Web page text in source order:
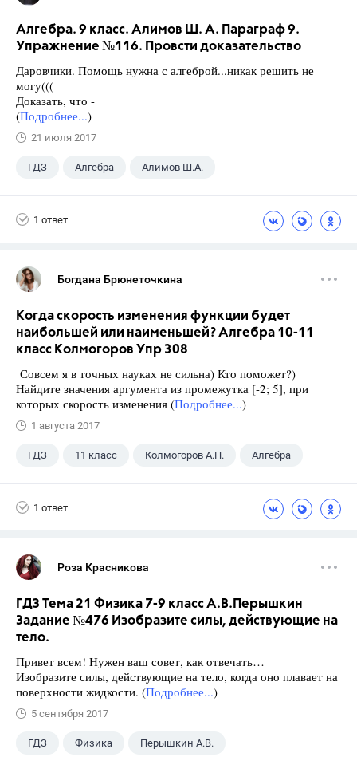
Алгебра. 9 класс. Алимов Ш. А. Параграф 9.
Упражнение №116. Провсти доказательство
Даровчики. Помощь нужна с алгеброй...никак решить не
могу(((
Доказать, что -
(Подробнее...)
21 июля 2017
ГДЗ Алгебра Алимов Ш.А.
1 ответ
Богдана Брюнеточкина
Когда скорость изменения функции будет
наибольшей или наименьшей? Алгебра 10-11
класс Колмогоров Упр 308
Совсем я в точных науках не сильна) Кто поможет?)
Найдите значения аргумента из промежутка [-2; 5], при
которых скорость изменения (Подробнее...)
1 августа 2017
ГДЗ 11 класс Колмогоров А.Н. Алгебра
1 ответ
Роза Красникова
ГДЗ Тема 21 Физика 7-9 класс А.В.Перышкин
Задание №476 Изобразите силы, действующие на
тело.
Привет всем! Нужен ваш совет, как отвечать…
Изобразите силы, действующие на тело, когда оно плавает на
поверхности жидкости. (Подробнее...)
5 сентября 2017
ГДЗ Физика Перышкин А.В.